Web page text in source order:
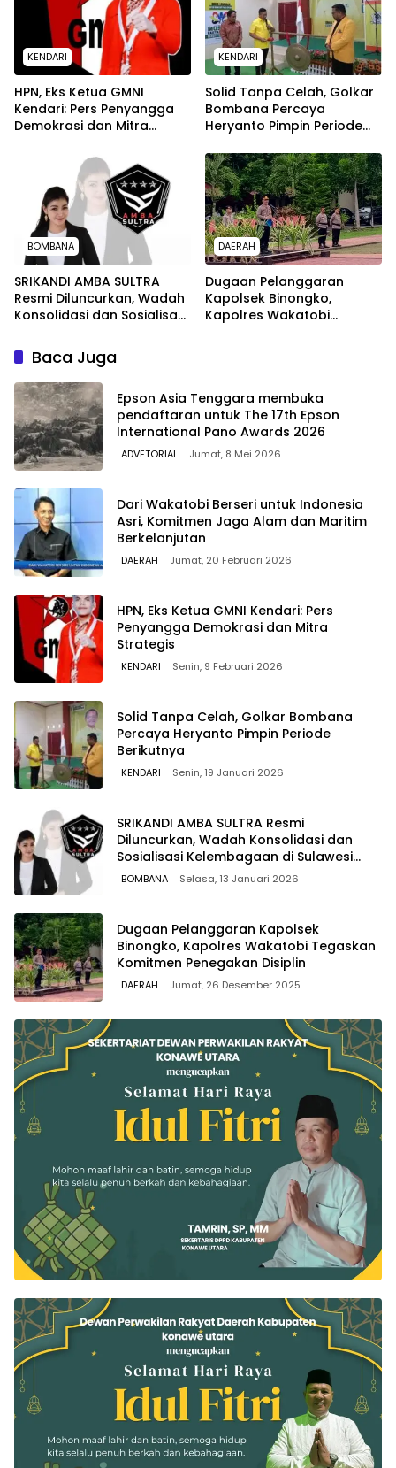
KENDARI
HPN, Eks Ketua GMNI
Kendari: Pers Penyangga
Demokrasi dan Mitra
KENDARI
Solid Tanpa Celah, Golkar
Bombana Percaya
Heryanto Pimpin Periode
BOMBANA
SRIKANDI AMBA SULTRA
Resmi Diluncurkan, Wadah
Konsolidasi dan Sosialisasi
Tenggara
DAERAH
Dugaan Pelanggaran
Kapolsek Binongko,
Kapolres Wakatobi
Baca Juga
Epson Asia Tenggara membuka
pendaftaran untuk The 17th Epson
International Pano Awards 2026
ADVETORIAL Jumat, 8 Mei 2026
Dari Wakatobi Berseri untuk Indonesia
Asri, Komitmen Jaga Alam dan Maritim
Berkelanjutan
DAERAH Jumat, 20 Februari 2026
HPN, Eks Ketua GMNI Kendari: Pers
Penyangga Demokrasi dan Mitra
Strategis
KENDARI Senin, 9 Februari 2026
Solid Tanpa Celah, Golkar Bombana
Percaya Heryanto Pimpin Periode
Berikutnya
KENDARI Senin, 19 Januari 2026
SRIKANDI AMBA SULTRA Resmi
Diluncurkan, Wadah Konsolidasi dan
Sosialisasi Kelembagaan di Sulawesi
Tenggara
BOMBANA Selasa, 13 Januari 2026
Dugaan Pelanggaran Kapolsek
Binongko, Kapolres Wakatobi Tegaskan
Komitmen Penegakan Disiplin
DAERAH Jumat, 26 Desember 2025